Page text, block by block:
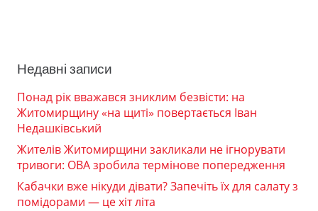
Недавні записи
Понад рік вважався зниклим безвісти: на
Житомирщину «на щиті» повертається Іван
Недашківський
Жителів Житомирщини закликали не ігнорувати
тривоги: ОВА зробила термінове попередження
Кабачки вже нікуди дівати? Запечіть їх для салату з
помідорами — це хіт літа